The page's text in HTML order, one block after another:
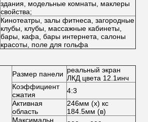
здания, модельные комнаты, маклеры
свойства;
Кинотеатры, залы фитнеса, загородные
клубы, клубы, массажные кабинеты,
бары, кафа, бары интернета, салоны
красоты, поле для гольфа
Размер панели реальный экран
ЛКД цвета 12.1инч
Коэффициент
сжатия
4:3
Активная
область
246мм (х) кс
184.5мм (в)
Максимальн